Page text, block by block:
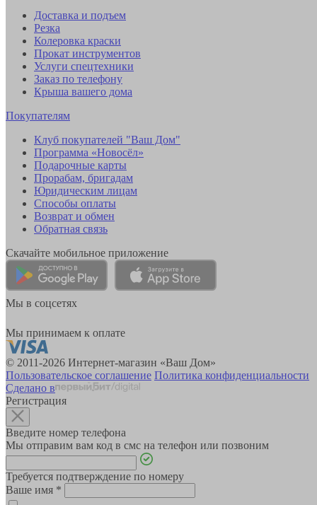
Доставка и подъем
Резка
Колеровка краски
Прокат инструментов
Услуги спецтехники
Заказ по телефону
Крыша вашего дома
Покупателям
Клуб покупателей "Ваш Дом"
Программа «Новосёл»
Подарочные карты
Прорабам, бригадам
Юридическим лицам
Способы оплаты
Возврат и обмен
Обратная связь
Скачайте мобильное приложение
Мы в соцсетях
Мы принимаем к оплате
© 2011-2026 Интернет-магазин «Ваш Дом»
Пользовательское соглашение Политика конфиденциальности
Сделано в
Регистрация
Введите номер телефона
Мы отправим вам код в смс на телефон или позвоним
Требуется подтверждение по номеру
Ваше имя *